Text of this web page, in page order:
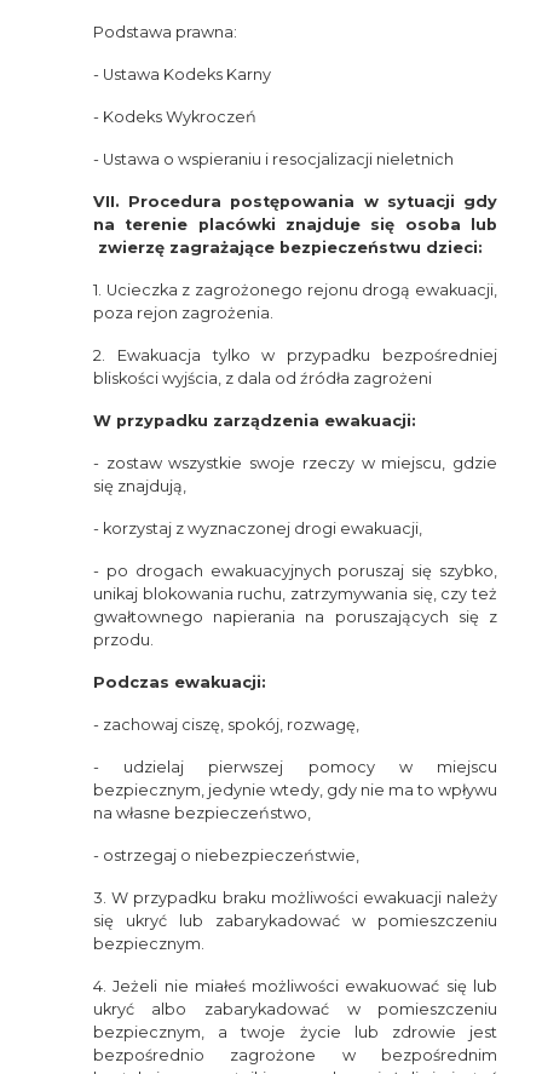
Podstawa prawna:
- Ustawa Kodeks Karny
- Kodeks Wykroczeń
- Ustawa o wspieraniu i resocjalizacji nieletnich
VII. Procedura postępowania w sytuacji gdy
na terenie placówki znajduje się osoba lub
zwierzę zagrażające bezpieczeństwu dzieci:
1. Ucieczka z zagrożonego rejonu drogą ewakuacji,
poza rejon zagrożenia.
2. Ewakuacja tylko w przypadku bezpośredniej
bliskości wyjścia, z dala od źródła zagrożeni
W przypadku zarządzenia ewakuacji:
- zostaw wszystkie swoje rzeczy w miejscu, gdzie
się znajdują,
- korzystaj z wyznaczonej drogi ewakuacji,
- po drogach ewakuacyjnych poruszaj się szybko,
unikaj blokowania ruchu, zatrzymywania się, czy też
gwałtownego napierania na poruszających się z
przodu.
Podczas ewakuacji:
- zachowaj ciszę, spokój, rozwagę,
- udzielaj pierwszej pomocy w miejscu
bezpiecznym, jedynie wtedy, gdy nie ma to wpływu
na własne bezpieczeństwo,
- ostrzegaj o niebezpieczeństwie,
3. W przypadku braku możliwości ewakuacji należy
się ukryć lub zabarykadować w pomieszczeniu
bezpiecznym.
4. Jeżeli nie miałeś możliwości ewakuować się lub
ukryć albo zabarykadować w pomieszczeniu
bezpiecznym, a twoje życie lub zdrowie jest
bezpośrednio zagrożone w bezpośrednim